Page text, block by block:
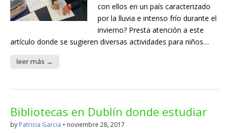
con ellos en un país caracterizado
por la lluvia e intenso frío durante el
invierno? Presta atención a este
artículo donde se sugieren diversas actividades para niños…
leer más →
Bibliotecas en Dublín donde estudiar
by Patricia Garcia • noviembre 28, 2017